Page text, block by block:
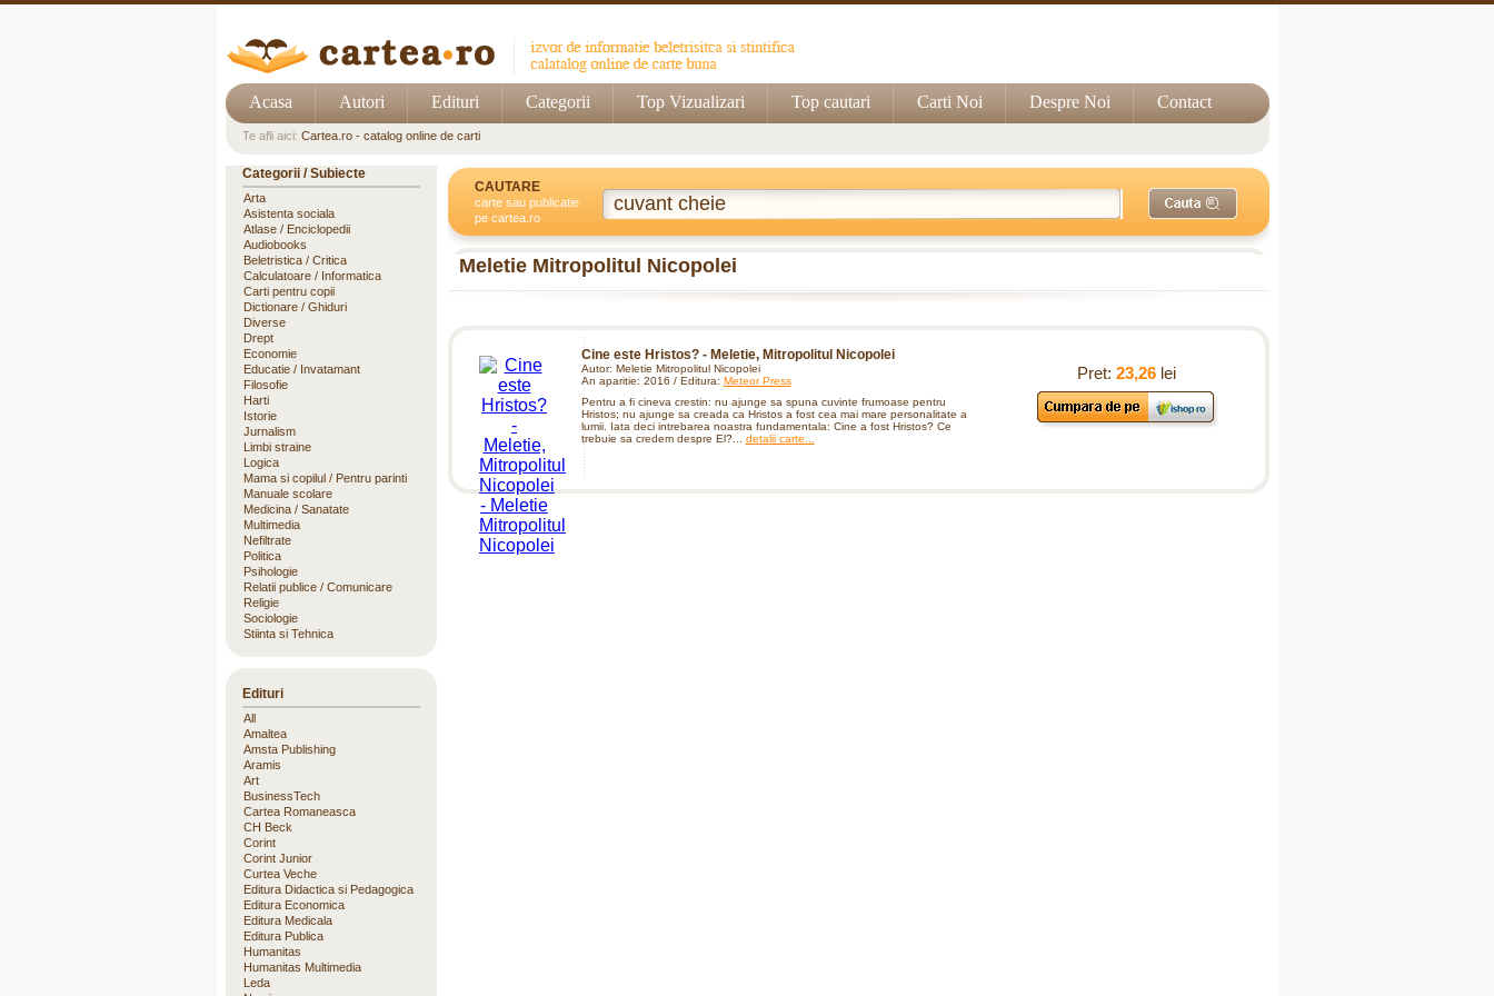
Acasa Autori Edituri Categorii Top Vizualizari Top cautari Carti Noi Despre Noi Contact
Te afli aici: Cartea.ro - catalog online de carti
CAUTARE
carte sau publicatie
pe cartea.ro
Meletie Mitropolitul Nicopolei
Cine este Hristos? - Meletie, Mitropolitul Nicopolei
Autor: Meletie Mitropolitul Nicopolei
An aparitie: 2016 / Editura: Meteor Press
Pentru a fi cineva crestin: nu ajunge sa spuna cuvinte frumoase pentru
Hristos; nu ajunge sa creada ca Hristos a fost cea mai mare personalitate a
lumii. Iata deci intrebarea noastra fundamentala: Cine a fost Hristos? Ce
trebuie sa credem despre El?... detalii carte...
Pret: 23,26 lei
Categorii / Subiecte
Arta
Asistenta sociala
Atlase / Enciclopedii
Audiobooks
Beletristica / Critica
Calculatoare / Informatica
Carti pentru copii
Dictionare / Ghiduri
Diverse
Drept
Economie
Educatie / Invatamant
Filosofie
Harti
Istorie
Jurnalism
Limbi straine
Logica
Mama si copilul / Pentru parinti
Manuale scolare
Medicina / Sanatate
Multimedia
Nefiltrate
Politica
Psihologie
Relatii publice / Comunicare
Religie
Sociologie
Stiinta si Tehnica
Edituri
All
Amaltea
Amsta Publishing
Aramis
Art
BusinessTech
Cartea Romaneasca
CH Beck
Corint
Corint Junior
Curtea Veche
Editura Didactica si Pedagogica
Editura Economica
Editura Medicala
Editura Publica
Humanitas
Humanitas Multimedia
Leda